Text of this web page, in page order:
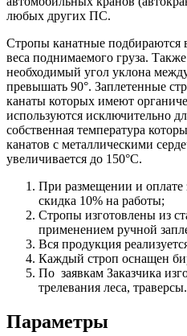
любых других ПС.
Стропы канатные подбираются
веса поднимаемого груза.
необходимый угол уклона
превышать 90°. Заплетенные
канаты которых имеют
используются исключительно
собственная температура
канатов с металлическими
увеличивается до 150°С.
При размещении и оплате
скидка 10% на работы;
Стропы изготовлены из
применением ручной
Вся продукция
Каждый строп оснащен
По заявкам Заказчика
трелевания леса, траверсы.
Параметры